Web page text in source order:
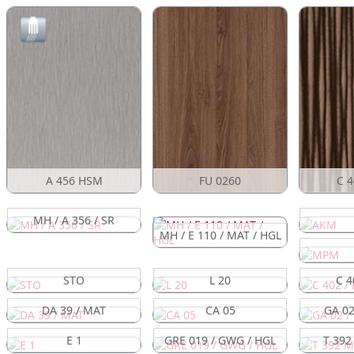
A 456 HSM FU 0260 C
MH / A 356 / SR
MH / E 110 / MAT / HGL
STO
L 20
C
DA 39 / MAT
CA 05
GA
E 1
GRE 019 / GWG / HGL T